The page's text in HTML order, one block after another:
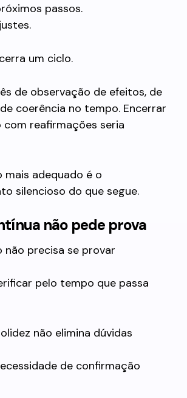
passos.
um ciclo.
de observação de efeitos, de
coerência no tempo. Encerrar
com reafirmações seria
mais adequado é o
silencioso do que segue.
não pede prova
não precisa se provar
pelo tempo que passa
não elimina dúvidas
de confirmação